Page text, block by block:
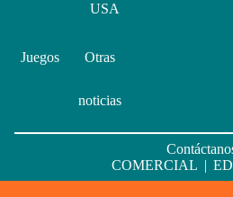
USA
Juegos Otras
noticias
COMERCIAL